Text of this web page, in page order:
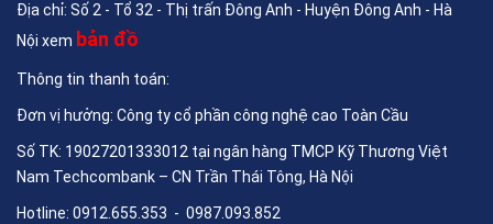
Địa chỉ: Số 2 - Tổ 32 - Thị trấn Đông Anh - Huyện Đông Anh - Hà
Nội xem bản đồ
Thông tin thanh toán:
Đơn vị hưởng: Công ty cổ phần công nghệ cao Toàn Cầu
Số TK: 19027201333012 tại ngân hàng TMCP Kỹ Thương Việt
Nam Techcombank – CN Trần Thái Tông, Hà Nội
Hotline: 0912.655.353 - 0987.093.852